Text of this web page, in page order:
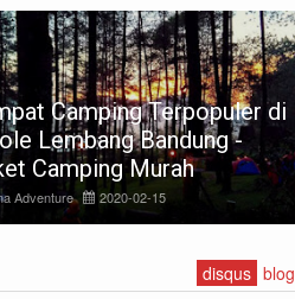
Camping di Orchid Forest
Lembang Bandung Barat -
Outbound Lembang
Zona Adventure 2020-02-15
disqus